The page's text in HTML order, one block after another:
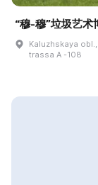
“穆-穆”垃圾艺术
Kaluzhskaya
trassa A -108